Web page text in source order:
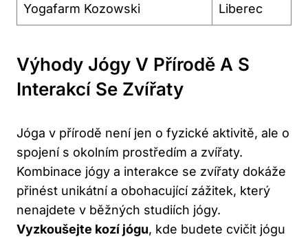
Yogafarm Kozowski Liberec
Výhody Jógy V Přírodě A S
Interakcí Se Zvířaty
Jóga v přírodě není jen o ⁢fyzické aktivitě, ale⁢ o
spojení ‍s okolním prostředím a zvířaty.
Kombinace jógy a interakce ⁢se zvířaty ‍dokáže
přinést unikátní a obohacující zážitek, který
nenajdete v běžných studiích jógy.
Vyzkoušejte‍ kozí jógu, kde budete⁤ cvičit jógu